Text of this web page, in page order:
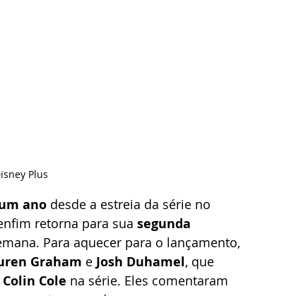
Plus
ano desde a estreia da série no
retorna para sua segunda
Para aquecer para o lançamento,
Graham e Josh Duhamel, que
Colin Cole na série. Eles comentaram